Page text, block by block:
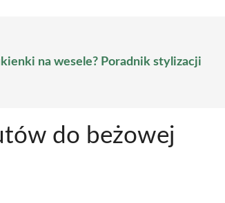
na wesele? Poradnik stylizacji
do beżowej